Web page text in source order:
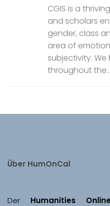
CGIS is a
and scholars
gender, class
area of
subjectivity.
throughout the...
Über HumOnCal
Der Humanities